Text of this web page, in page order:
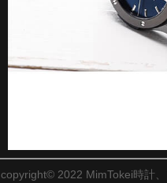
copyright© 2022 MimTokei時計、